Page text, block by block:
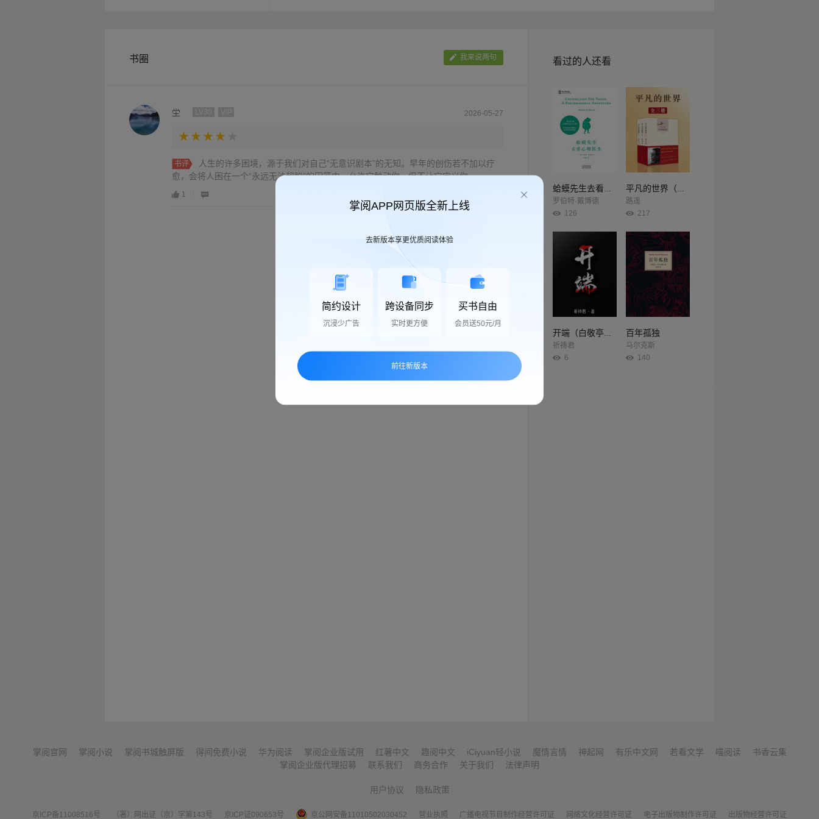
书圈 我来说两句
坣 2026-05-27
书评
人生的许多困境，源于我们对自己“无意识剧本”的无知。早年的创伤若不加以疗
愈，会将人困在一个“永远无法超脱”的囚笼中。允许它触动你，但不让它定义你。
1
看过的人还看
蛤蟆先生去看心理医生
罗伯特·戴博德
126
开端（白敬亭、赵今麦主演同名影视剧原著）
祈祷君
6
平凡的世界（全3册）
路遥
217
百年孤独
马尔克斯
140
掌阅官网 掌阅小说 掌阅书城触屏版 得间免费小说 华为阅读 掌阅企业版试用 红薯中文 趣阅中文 iCiyuan轻小说 魔情言情 神起网 有乐中文网 若看文学 喵阅读
书香云集
掌阅企业版代理招募
联系我们 商务合作 关于我们 法律声明
用户协议 隐私政策
京ICP备11008516号 （署）网出证（京）字第143号 京ICP证090653号 京公网安备11010502030452 营业执照 广播电视节目制作经营许可证 网络文化经营许可证 电子出版物制作许可证 出版物经营许可证
掌阅APP网页版全新上线
去新版本享更优质阅读体验
简约设计
沉浸少广告
跨设备同步
实时更方便
买书自由
会员送50元/月
前往新版本